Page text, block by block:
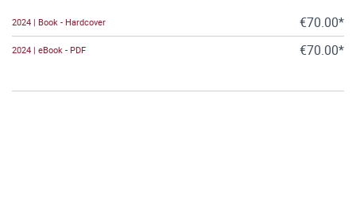
2024 | Book - Hardcover €70.00*
2024 | eBook - PDF €70.00*